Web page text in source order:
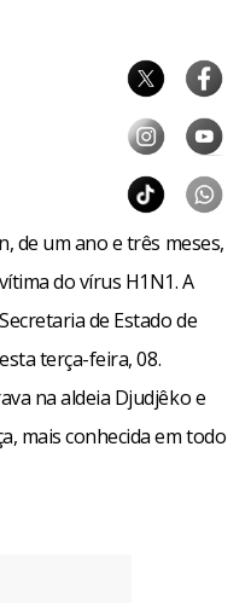
de um ano e três meses,
do vírus H1N1. A
de Estado de
terça-feira, 08.
na aldeia Djudjêko e
mais conhecida em todo